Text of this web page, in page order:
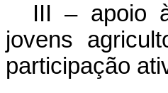
III – apoio
jovens
participação